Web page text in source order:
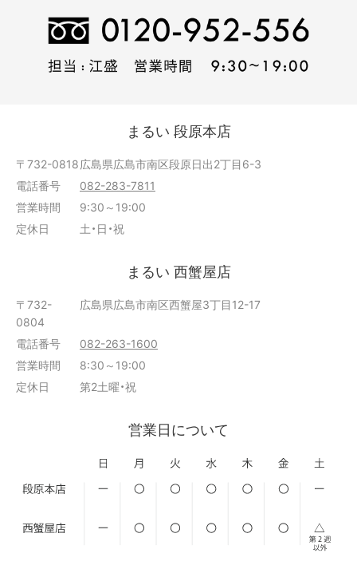
まるい 段原本店
〒732-0818広島県広島市南区段原日出2丁目6-3
電話番号
082-283-7811
営業時間
9:30～19:00
定休日
土・日・祝
まるい 西蟹屋店
〒732-
0804
広島県広島市南区西蟹屋3丁目12-17
電話番号
082-263-1600
営業時間
8:30～19:00
定休日
第2土曜・祝
営業日について